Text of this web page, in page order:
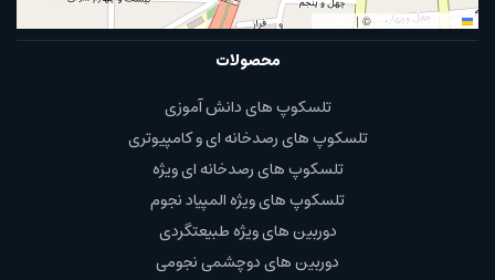
| © OpenStreetMap
محصولات
تلسکوپ های دانش آموزی
تلسکوپ های رصدخانه ای و کامپیوتری
تلسکوپ های رصدخانه ای ویژه
تلسکوپ های ویژه المپیاد نجوم
دوربین های ویژه طبیعتگردی
دوربین های دوچشمی نجومی